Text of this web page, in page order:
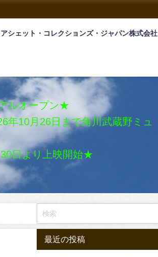
アシェット・コレクションズ・ジャパン株式会社
ルオープン★
年10月26日まで角川武蔵野ミュ
日より上映開始★
最近の投稿